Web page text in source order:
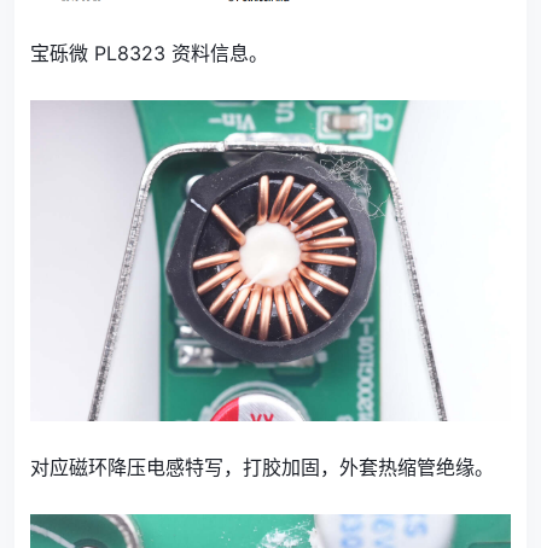
宝砾微 PL8323 资料信息。
对应磁环降压电感特写，打胶加固，外套热缩管绝缘。